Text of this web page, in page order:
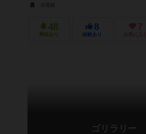
48
興味あり
8
経験あり
7
お気に入り
ゴリラリー